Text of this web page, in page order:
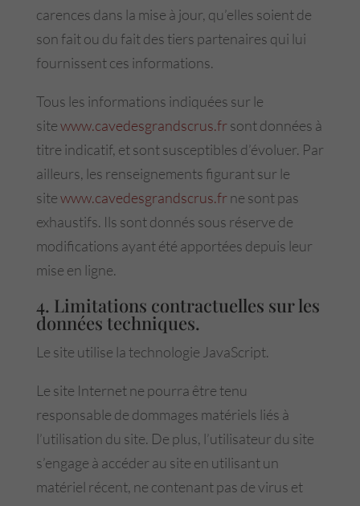
carences dans la mise à jour, qu’elles soient de
son fait ou du fait des tiers partenaires qui lui
fournissent ces informations.
Tous les informations indiquées sur le
sitewww.cavedesgrandscrus.frsont données à
titre indicatif, et sont susceptibles d’évoluer. Par
ailleurs, les renseignements figurant sur le
sitewww.cavedesgrandscrus.frne sont pas
exhaustifs. Ils sont donnés sous réserve de
modifications ayant été apportées depuis leur
mise en ligne.
4. Limitations contractuelles sur les
données techniques.
Le site utilise la technologie JavaScript.
Le site Internet ne pourra être tenu
responsable de dommages matériels liés à
l’utilisation du site. De plus, l’utilisateur du site
s’engage à accéder au site en utilisant un
matériel récent, ne contenant pas de virus et